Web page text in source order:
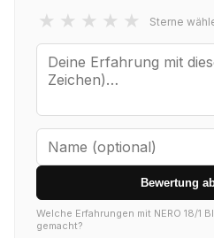
★ ★ ★ ★ ★ Sterne
Bewertung
Welche Erfahrungen mit NERO 18/1
gemacht?